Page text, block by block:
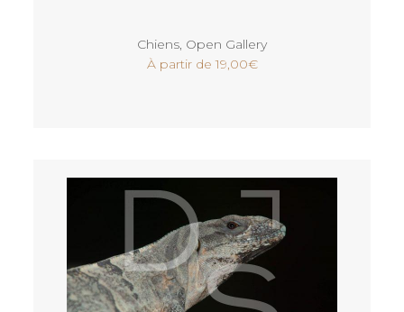
Chiens, Open Gallery
À partir de19,00€